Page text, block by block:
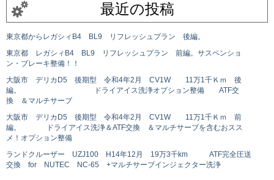
最近の投稿
東京都からレガシィB4 BL9 リフレッシュプラン 後編。
東京都 レガシィB4 BL9 リフレッシュプラン 前編。サスペンショ
ン・ブレーキ整備！！
大阪市 デリカD5 後期型 令和4年2月 CV1W 11万1千Ｋｍ 後
編。 ドライアイス洗浄オプション整備 ATF交
換 ＆マルチサーブ
大阪市 デリカD5 後期型 令和4年2月 CV1W 11万1千Ｋｍ 前
編。 ドライアイス洗浄＆ATF交換 ＆マルチサーブを含むおスス
メ！オプション整備
ランドクルーザー UZJ100 H14年12月 19万3千km ATF完全圧送
交換 for NUTEC NC-65 +マルチサーブインジェクター洗浄